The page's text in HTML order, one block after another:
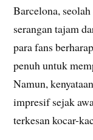
Barcelona,
serangan tajam
para fans
penuh untuk
Namun,
impresif sejak
terkesan kocar-